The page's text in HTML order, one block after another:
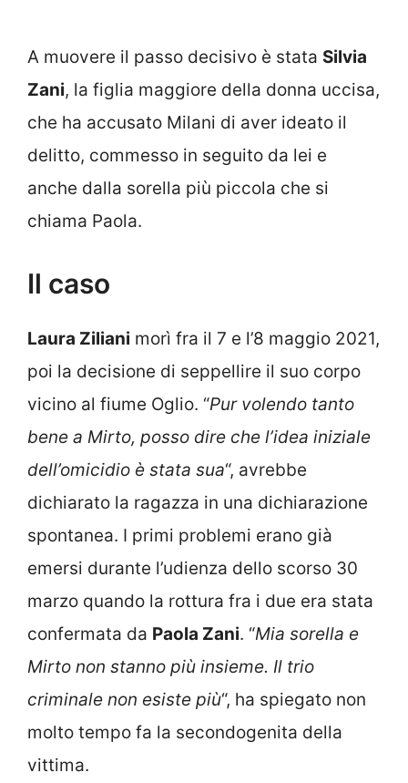
A muovere il passo decisivo è stata Silvia
Zani, la figlia maggiore della donna uccisa,
che ha accusato Milani di aver ideato il
delitto, commesso in seguito da lei e
anche dalla sorella più piccola che si
chiama Paola.
Il caso
Laura Ziliani morì fra il 7 e l’8 maggio 2021,
poi la decisione di seppellire il suo corpo
vicino al fiume Oglio. “Pur volendo tanto
bene a Mirto, posso dire che l’idea iniziale
dell’omicidio è stata sua“, avrebbe
dichiarato la ragazza in una dichiarazione
spontanea. I primi problemi erano già
emersi durante l’udienza dello scorso 30
marzo quando la rottura fra i due era stata
confermata da Paola Zani. “Mia sorella e
Mirto non stanno più insieme. Il trio
criminale non esiste più“, ha spiegato non
molto tempo fa la secondogenita della
vittima.